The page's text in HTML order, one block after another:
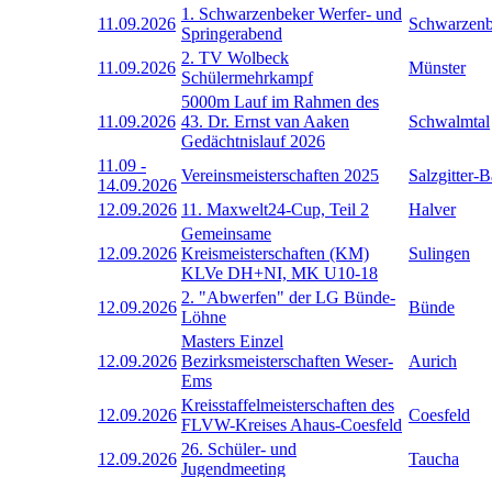
11.09.2026
1. Schwarzenbeker Werfer- und
Springerabend
11.09.2026
2. TV Wolbeck
Schülermehrkampf
Münster
11.09.2026
5000m Lauf im Rahmen des
43. Dr. Ernst van Aaken
Gedächtnislauf 2026
Schwalmtal
11.09 -
14.09.2026
Vereinsmeisterschaften 2025
Salzgitter-
12.09.2026 11. Maxwelt24-Cup, Teil 2 Halver
12.09.2026
Gemeinsame
Kreismeisterschaften (KM)
KLVe DH+NI, MK U10-18
Sulingen
12.09.2026
2. "Abwerfen" der LG Bünde-
Löhne
Bünde
12.09.2026
Masters Einzel
Bezirksmeisterschaften Weser-
Ems
Aurich
12.09.2026
Kreisstaffelmeisterschaften des
FLVW-Kreises Ahaus-Coesfeld
Coesfeld
12.09.2026
26. Schüler- und
Jugendmeeting
Taucha